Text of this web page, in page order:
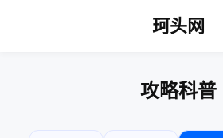
珂头网
攻略科普